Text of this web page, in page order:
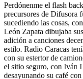
Perdónenme el flash
precursores de Difusora
sucediendo las cosas,
León Zapata dibujaba
adición a canciones
estilo. Radio Caracas
con su estertor de
el sitio seguro, con Iván
desayunando su café